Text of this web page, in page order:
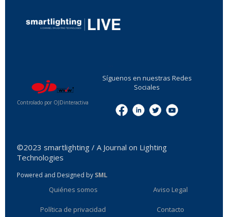
Controlado por OJDinteractiva
Síguenos en nuestras Redes
Sociales
©2023 smartlighting / A Journal on Lighting
Technologies
Powered and Designed by SML
Quiénes somos Aviso Legal
Política de privacidad Contacto